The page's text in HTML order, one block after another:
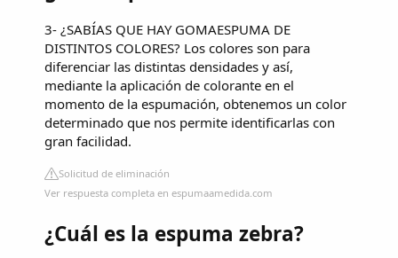
3- ¿SABÍAS QUE HAY GOMAESPUMA DE
DISTINTOS COLORES? Los colores son para
diferenciar las distintas densidades y así,
mediante la aplicación de colorante en el
momento de la espumación, obtenemos un color
determinado que nos permite identificarlas con
gran facilidad.
Solicitud de eliminación
Ver respuesta completa en espumaamedida.com
¿Cuál es la espuma zebra?